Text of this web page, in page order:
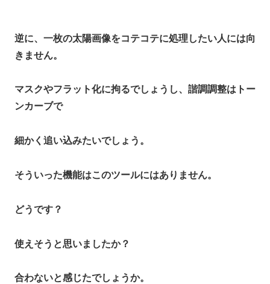
逆に、一枚の太陽画像をコテコテに処理したい人には向
きません。
マスクやフラット化に拘るでしょうし、諧調調整はトー
ンカーブで
細かく追い込みたいでしょう。
そういった機能はこのツールにはありません。
どうです？
使えそうと思いましたか？
合わないと感じたでしょうか。